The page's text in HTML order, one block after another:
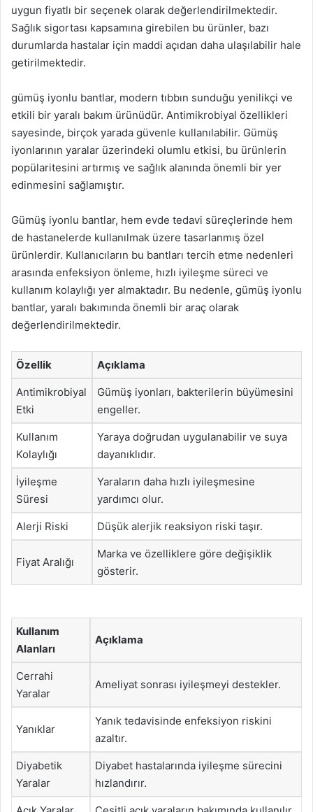
uygun fiyatlı bir seçenek olarak değerlendirilmektedir.
Sağlık sigortası kapsamına girebilen bu ürünler, bazı
durumlarda hastalar için maddi açıdan daha ulaşılabilir hale
getirilmektedir.
gümüş iyonlu bantlar, modern tıbbın sunduğu yenilikçi ve
etkili bir yaralı bakım ürünüdür. Antimikrobiyal özellikleri
sayesinde, birçok yarada güvenle kullanılabilir. Gümüş
iyonlarının yaralar üzerindeki olumlu etkisi, bu ürünlerin
popülaritesini artırmış ve sağlık alanında önemli bir yer
edinmesini sağlamıştır.
Gümüş iyonlu bantlar, hem evde tedavi süreçlerinde hem
de hastanelerde kullanılmak üzere tasarlanmış özel
ürünlerdir. Kullanıcıların bu bantları tercih etme nedenleri
arasında enfeksiyon önleme, hızlı iyileşme süreci ve
kullanım kolaylığı yer almaktadır. Bu nedenle, gümüş iyonlu
bantlar, yaralı bakımında önemli bir araç olarak
değerlendirilmektedir.
Özellik Açıklama
Antimikrobiyal
Etki
Gümüş iyonları, bakterilerin büyümesini
engeller.
Kullanım
Kolaylığı
Yaraya doğrudan uygulanabilir ve suya
dayanıklıdır.
İyileşme
Süresi
Yaraların daha hızlı iyileşmesine
yardımcı olur.
Alerji Riski Düşük alerjik reaksiyon riski taşır.
Fiyat Aralığı
Marka ve özelliklere göre değişiklik
gösterir.
Kullanım
Alanları
Açıklama
Cerrahi
Yaralar
Ameliyat sonrası iyileşmeyi destekler.
Yanıklar
Yanık tedavisinde enfeksiyon riskini
azaltır.
Diyabetik
Yaralar
Diyabet hastalarında iyileşme sürecini
hızlandırır.